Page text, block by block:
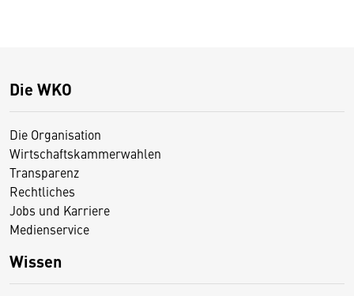
Die WKO
Die Organisation
Wirtschaftskammerwahlen
Transparenz
Rechtliches
Jobs und Karriere
Medienservice
Wissen